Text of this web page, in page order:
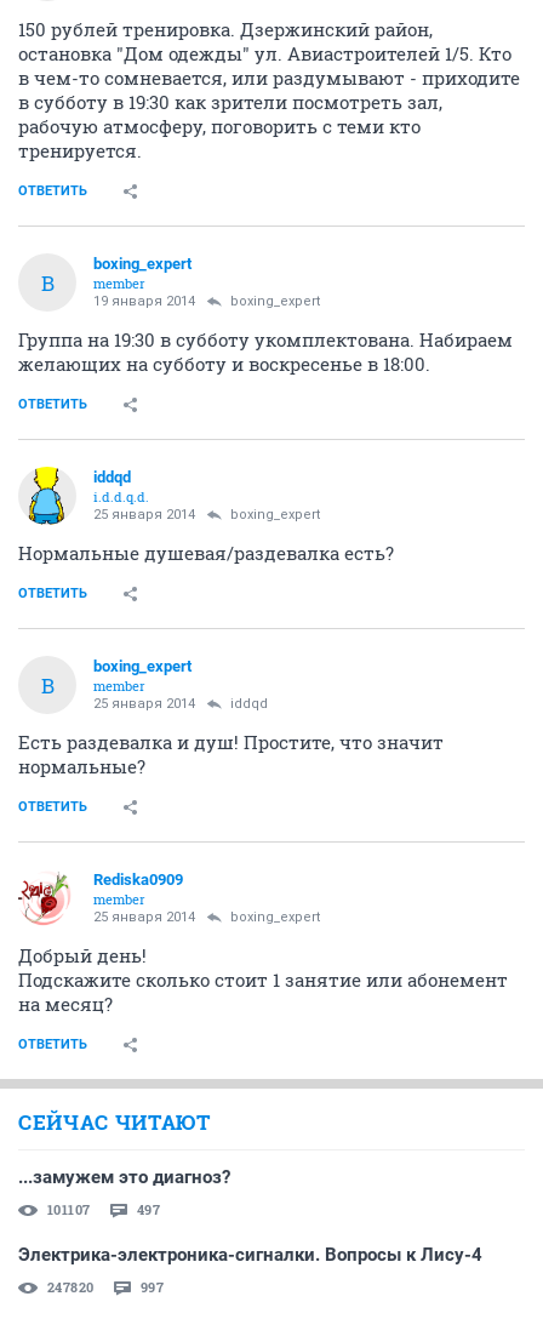
150 рублей тренировка. Дзержинский район,
остановка "Дом одежды" ул. Авиастроителей 1/5. Кто
в чем-то сомневается, или раздумывают - приходите
в субботу в 19:30 как зрители посмотреть зал,
рабочую атмосферу, поговорить с теми кто
тренируется.
ОТВЕТИТЬ
B
boxing_expert
member
19 января 2014 boxing_expert
Группа на 19:30 в субботу укомплектована. Набираем
желающих на субботу и воскресенье в 18:00.
ОТВЕТИТЬ
iddqd
i.d.d.q.d.
25 января 2014 boxing_expert
Нормальные душевая/раздевалка есть?
ОТВЕТИТЬ
B
boxing_expert
member
25 января 2014 iddqd
Есть раздевалка и душ! Простите, что значит
нормальные?
ОТВЕТИТЬ
Rediska0909
member
25 января 2014 boxing_expert
Добрый день!
Подскажите сколько стоит 1 занятие или абонемент
на месяц?
ОТВЕТИТЬ
СЕЙЧАС ЧИТАЮТ
...замужем это диагноз?
101107 497
Электрика-электроника-сигналки. Вопросы к Лису-4
247820 997